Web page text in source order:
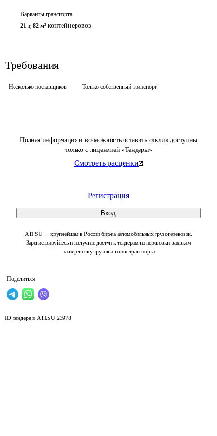
Полная информация и возможность оставить отклик доступны
только с лицензией «Тендеры»
Смотреть расценки
Регистрация
Вход
ATI.SU — крупнейшая в России биржа автомобильных грузоперевозок.
Зарегистрируйтесь и получите доступ к тендерам на перевозки, заявкам
на перевозку грузов и поиск транспорта
Поделиться
Варианты транспорта
21 т, 82 м³ контейнеровоз
Требования
Несколько поставщиков Только собственный транспорт
ID тендера в ATI.SU 23978